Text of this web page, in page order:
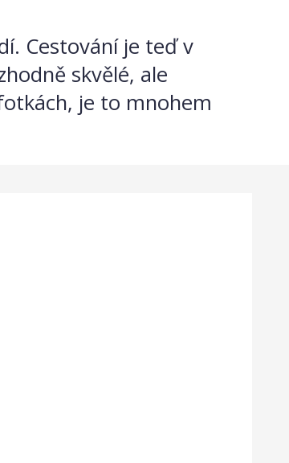
Cestování je teď v
skvělé, ale
je to mnohem